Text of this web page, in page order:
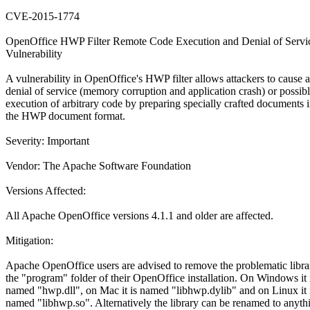
CVE-2015-1774
OpenOffice HWP Filter Remote Code Execution and Denial of
Vulnerability
A vulnerability in OpenOffice's HWP filter allows attackers to cause a
denial of service (memory corruption and application crash) or
execution of arbitrary code by preparing specially crafted documents
the HWP document format.
Severity: Important
Vendor: The Apache Software Foundation
Versions Affected:
All Apache OpenOffice versions 4.1.1 and older are affected.
Mitigation:
Apache OpenOffice users are advised to remove the problematic
the "program" folder of their OpenOffice installation. On Windows it
named "hwp.dll", on Mac it is named "libhwp.dylib" and on Linux it
named "libhwp.so". Alternatively the library can be renamed to